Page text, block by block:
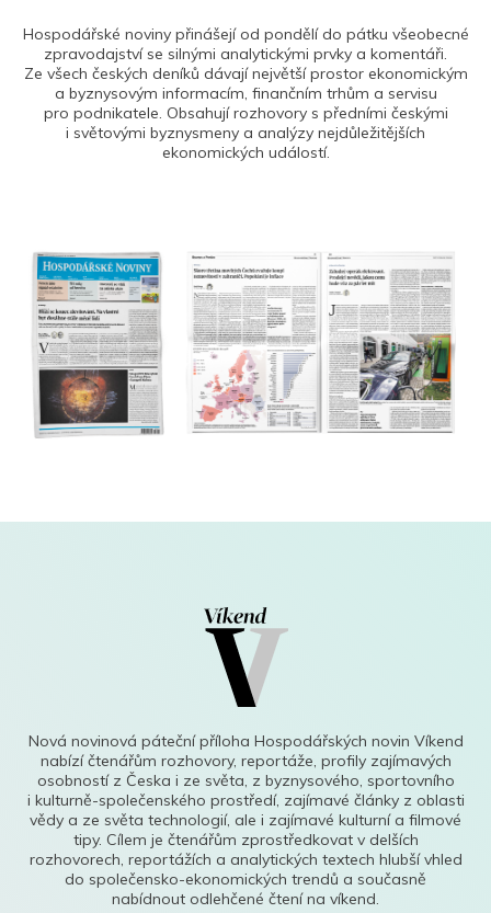
Hospodářské noviny přinášejí od pondělí do pátku všeobecné
zpravodajství se silnými analytickými prvky a komentáři.
Ze všech českých deníků dávají největší prostor ekonomickým
a byznysovým informacím, finančním trhům a servisu
pro podnikatele. Obsahují rozhovory s předními českými
i světovými byznysmeny a analýzy nejdůležitějších
ekonomických událostí.
Nová novinová páteční příloha Hospodářských novin Víkend
nabízí čtenářům rozhovory, reportáže, profily zajímavých
osobností z Česka i ze světa, z byznysového, sportovního
i kulturně-společenského prostředí, zajímavé články z oblasti
vědy a ze světa technologií, ale i zajímavé kulturní a filmové
tipy. Cílem je čtenářům zprostředkovat v delších
rozhovorech, reportážích a analytických textech hlubší vhled
do společensko-ekonomických trendů a současně
nabídnout odlehčené čtení na víkend.